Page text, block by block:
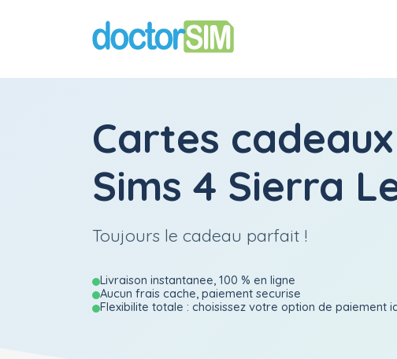
Cartes
Sims 4 Sierra
Toujours le cadeau parfait !
Livraison instantanee, 100 % en ligne
Aucun frais cache, paiement securise
Flexibilite totale : choisissez votre option de paiement